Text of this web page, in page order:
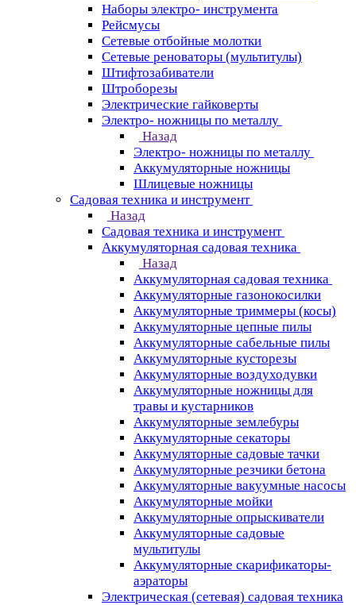
Наборы электро- инструмента
Рейсмусы
Сетевые отбойные молотки
Сетевые реноваторы (мультитулы)
Штифтозабиватели
Штроборезы
Электрические гайковерты
Электро- ножницы по металлу
Назад
Электро- ножницы по металлу
Аккумуляторные ножницы
Шлицевые ножницы
Cадовая техника и инструмент
Назад
Cадовая техника и инструмент
Аккумуляторная садовая техника
Назад
Аккумуляторная садовая техника
Аккумуляторные газонокосилки
Аккумуляторные триммеры (косы)
Аккумуляторные цепные пилы
Аккумуляторные сабельные пилы
Аккумуляторные кусторезы
Аккумуляторные воздуходувки
Аккумуляторные ножницы для
травы и кустарников
Аккумуляторные землебуры
Аккумуляторные секаторы
Аккумуляторные садовые тачки
Аккумуляторные резчики бетона
Аккумуляторные вакуумные насосы
Аккумуляторные мойки
Аккумуляторные опрыскиватели
Аккумуляторные садовые
мультитулы
Аккумуляторные скарификаторы-
аэраторы
Электрическая (сетевая) садовая техника